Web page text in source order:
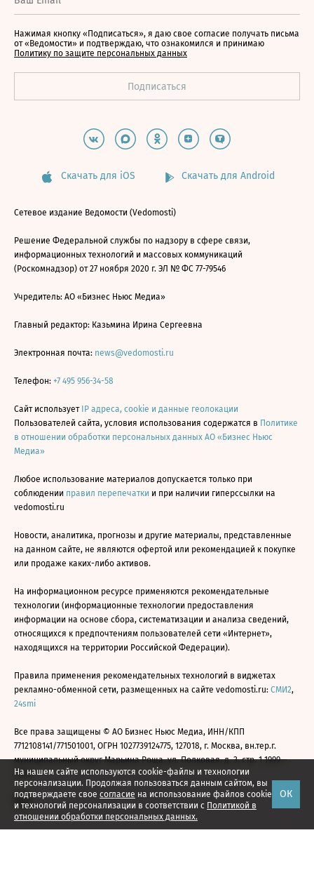
На нашем сайте используются cookie-файлы и технологии
персонализации. Продолжая пользоваться данным сайтом, вы
подтверждаете свое согласие на использование файлов cookie
и технологий персонализации в соответствии с Политикой в
отношении обработки персональных данных.
ОК
Нажимая кнопку «Подписаться», я даю свое согласие получать письма
от «Ведомости» и подтверждаю, что ознакомился и принимаю
Политику по защите персональных данных
Скачать для iOS Скачать для Android
Сетевое издание Ведомости (Vedomosti)
Решение Федеральной службы по надзору в сфере связи,
информационных технологий и массовых коммуникаций
(Роскомнадзор) от 27 ноября 2020 г. ЭЛ № ФС 77-79546
Учредитель: АО «Бизнес Ньюс Медиа»
Главный редактор: Казьмина Ирина Сергеевна
Электронная почта: news@vedomosti.ru
Телефон: +7 495 956-34-58
Сайт использует IP адреса, cookie и данные геолокации
Пользователей сайта, условия использования содержатся в Политике
в отношении обработки персональных данных АО «Бизнес Ньюс
Медиа»
Любое использование материалов допускается только при
соблюдении правил перепечатки и при наличии гиперссылки на
vedomosti.ru
Новости, аналитика, прогнозы и другие материалы, представленные
на данном сайте, не являются офертой или рекомендацией к покупке
или продаже каких-либо активов.
На информационном ресурсе применяются рекомендательные
технологии (информационные технологии предоставления
информации на основе сбора, систематизации и анализа сведений,
относящихся к предпочтениям пользователей сети «Интернет»,
находящихся на территории Российской Федерации).
Правила применения рекомендательных технологий в виджетах
рекламно-обменной сети, размещенных на сайте vedomosti.ru: СМИ2,
24smi
Все права защищены © АО Бизнес Ньюс Медиа, ИНН/КПП
7712108141/771501001, ОГРН 1027739124775, 127018, г. Москва, вн.тер.г.
муниципальный округ Марьина Роща, ул. Полковая, д. 3, стр. 1 1999—
2026